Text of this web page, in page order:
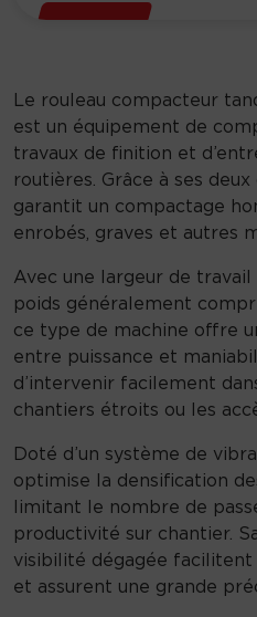
Le rouleau compacteur
est un équipement de
travaux de finition et
routières. Grâce à ses
garantit un compactage
enrobés, graves et autres
Avec une largeur de travail
poids généralement
ce type de machine offre
entre puissance et
d’intervenir facilement
chantiers étroits ou les
Doté d’un système de
optimise la densification
limitant le nombre de
productivité sur chantier.
visibilité dégagée
et assurent une grande